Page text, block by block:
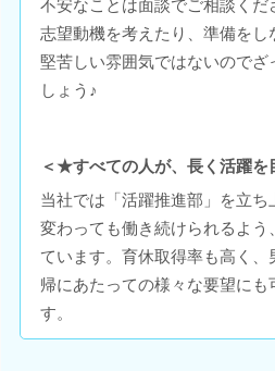
不安なことは面談でご相談くだ
志望動機を考えたり、準備をし
堅苦しい雰囲気ではないのでざ
しょう♪
＜★すべての人が、長く活躍
当社では「活躍推進部」を立
変わっても働き続けられるよう
ています。育休取得率も高く、
帰にあたっての様々な要望にも
す。